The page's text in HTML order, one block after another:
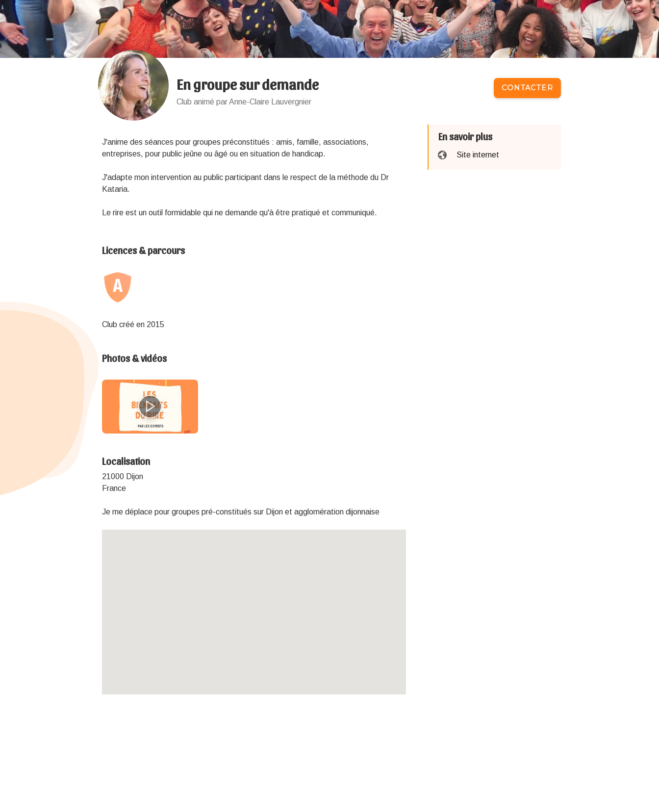
En groupe sur demande
Club animé par Anne-Claire Lauvergnier
CONTACTER
J'anime des séances pour groupes préconstitués : amis, famille, associations,
entreprises, pour public jeûne ou âgé ou en situation de handicap.
J'adapte mon intervention au public participant dans le respect de la méthode du Dr
Kataria.
Le rire est un outil formidable qui ne demande qu'à être pratiqué et communiqué.
Licences & parcours
Club créé en 2015
Photos & vidéos
Localisation
21000 Dijon
France
Je me déplace pour groupes pré-constitués sur Dijon et agglomération dijonnaise
En savoir plus
Site internet